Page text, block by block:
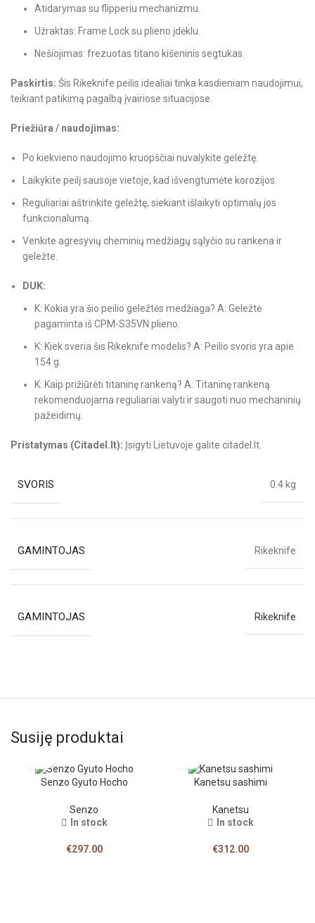
Atidarymas su flipperiu mechanizmu.
Užraktas: Frame Lock su plieno įdėklu.
Nešiojimas: frezuotas titano kišeninis segtukas.
Paskirtis: Šis Rikeknife peilis idealiai tinka kasdieniam naudojimui,
teikiant patikimą pagalbą įvairiose situacijose.
Priežiūra / naudojimas:
Po kiekvieno naudojimo kruopščiai nuvalykite geležtę.
Laikykite peilį sausoje vietoje, kad išvengtumėte korozijos.
Reguliariai aštrinkite geležtę, siekiant išlaikyti optimalų jos
funkcionalumą.
Venkite agresyvių cheminių medžiagų sąlyčio su rankena ir
geležte.
DUK:
K: Kokia yra šio peilio geležtės medžiaga? A: Geležtė
pagaminta iš CPM-S35VN plieno.
K: Kiek sveria šis Rikeknife modelis? A: Peilio svoris yra apie
154 g.
K: Kaip prižiūrėti titaninę rankeną? A: Titaninę rankeną
rekomenduojama reguliariai valyti ir saugoti nuo mechaninių
pažeidimų.
Pristatymas (Citadel.lt): Įsigyti Lietuvoje galite citadel.lt.
SVORIS 0.4 kg
GAMINTOJAS Rikeknife
GAMINTOJAS Rikeknife
Susiję produktai
Senzo Gyuto Hocho
Senzo
In stock
€297.00
Kanetsu sashimi
Kanetsu
In stock
€312.00